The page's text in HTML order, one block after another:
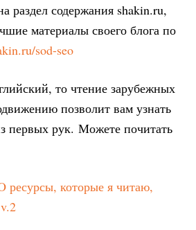
раздел содержания shakin.ru,
материалы своего блога по
sod-seo
то чтение зарубежных
позволит вам узнать
первых рук. Можете почитать
ресурсы, которые я читаю,